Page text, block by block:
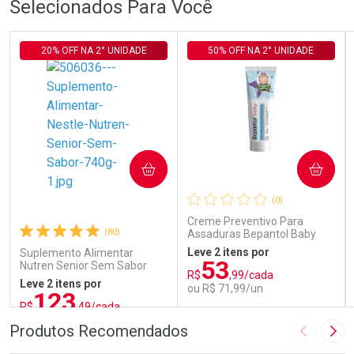
Selecionados Para Você
(80)
Suplemento Alimentar
Nutren Senior Sem Sabor
740g
20% OFF NA 2° UNIDADE
Leve 2 itens por
R$123,49/cada
COMPRAR
FECHAR
FECHAR
(0)
Creme Preventivo Para
Assaduras Bepantol Baby
Toy Story Personagens
Sortidos 120g
50% OFF NA 2° UNIDADE
Leve 2 itens por
R$53,99/cada
ou R$ 71,99/un
COMPRAR
Produtos Recomendados Imagem